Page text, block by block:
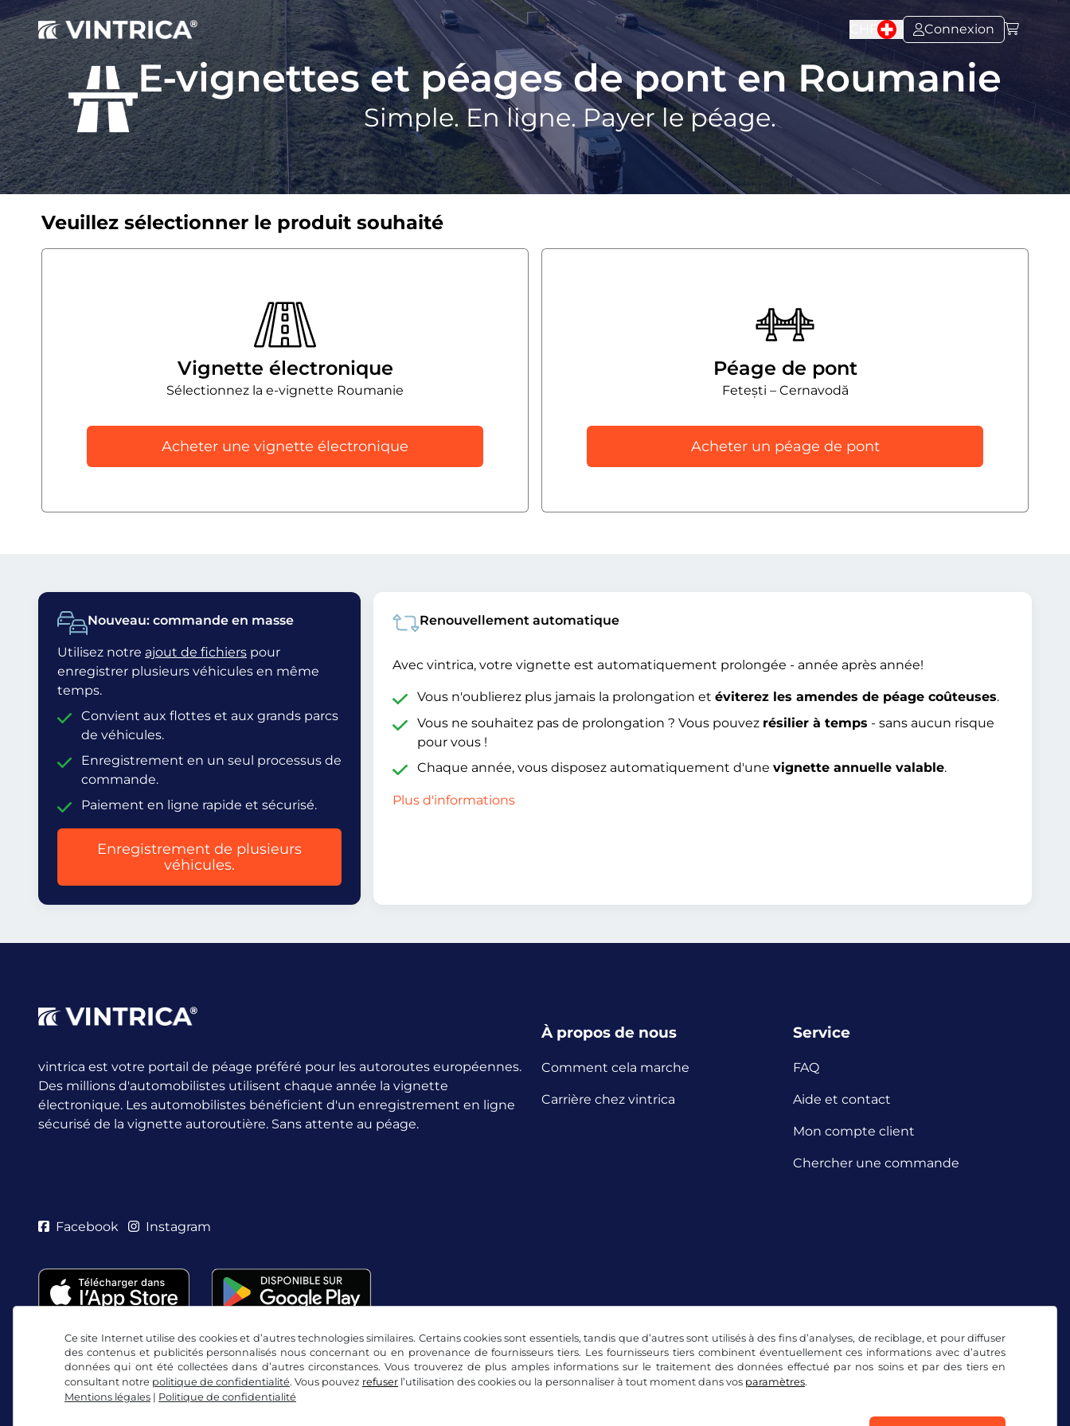
Ce site Internet utilise des cookies et d’autres technologies similaires. Certains cookies sont essentiels, tandis que d’autres sont utilisés à des fins d’analyses, de reciblage, et pour diffuser
des contenus et publicités personnalisés nous concernant ou en provenance de fournisseurs tiers. Les fournisseurs tiers combinent éventuellement ces informations avec d’autres
données qui ont été collectées dans d’autres circonstances. Vous trouverez de plus amples informations sur le traitement des données effectué par nos soins et par des tiers en
consultant notre politique de confidentialité. Vous pouvez refuser l’utilisation des cookies ou la personnaliser à tout moment dans vos paramètres.
Mentions légales | Politique de confidentialité
Connexion
E-vignettes et péages de pont en Roumanie
Simple. En ligne. Payer le péage.
Veuillez sélectionner le produit souhaité
Vignette électronique
Sélectionnez la e-vignette Roumanie
Acheter une vignette électronique
Péage de pont
Fetești – Cernavodă
Acheter un péage de pont
Nouveau: commande en masse
Utilisez notre ajout de fichiers pour
enregistrer plusieurs véhicules en même
temps.
Convient aux flottes et aux grands parcs
de véhicules.
Enregistrement en un seul processus de
commande.
Paiement en ligne rapide et sécurisé.
Enregistrement de plusieurs
véhicules.
Renouvellement automatique
Avec vintrica, votre vignette est automatiquement prolongée - année après année!
Vous n'oublierez plus jamais la prolongation et éviterez les amendes de péage coûteuses.
Vous ne souhaitez pas de prolongation ? Vous pouvez résilier à temps - sans aucun risque
pour vous !
Chaque année, vous disposez automatiquement d'une vignette annuelle valable.
Plus d'informations
vintrica est votre portail de péage préféré pour les autoroutes européennes.
Des millions d'automobilistes utilisent chaque année la vignette
électronique. Les automobilistes bénéficient d'un enregistrement en ligne
sécurisé de la vignette autoroutière. Sans attente au péage.
À propos de nous
Comment cela marche
Carrière chez vintrica
Service
FAQ
Aide et contact
Mon compte client
Chercher une commande
Facebook Instagram